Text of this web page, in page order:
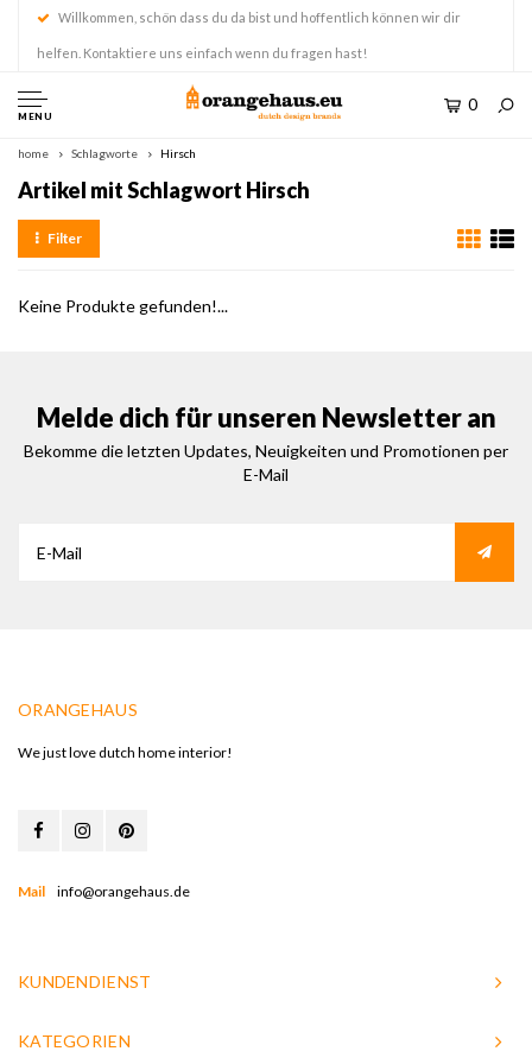
Willkommen, schön dass du da bist und hoffentlich können wir dir
helfen. Kontaktiere uns einfach wenn du fragen hast!
MENU
0
home Schlagworte Hirsch
Artikel mit Schlagwort Hirsch
Filter
Keine Produkte gefunden!...
Melde dich für unseren Newsletter an
Bekomme die letzten Updates, Neuigkeiten und Promotionen per
E-Mail
ORANGEHAUS
We just love dutch home interior!
Mail info@orangehaus.de
KUNDENDIENST
KATEGORIEN